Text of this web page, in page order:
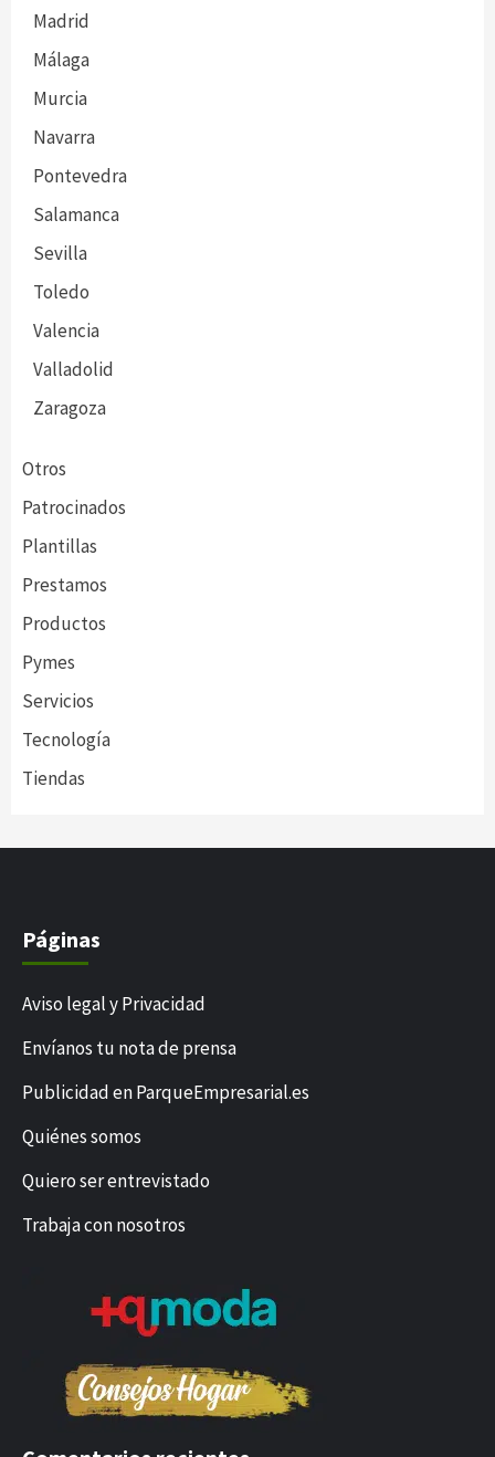
Madrid
Málaga
Murcia
Navarra
Pontevedra
Salamanca
Sevilla
Toledo
Valencia
Valladolid
Zaragoza
Otros
Patrocinados
Plantillas
Prestamos
Productos
Pymes
Servicios
Tecnología
Tiendas
Páginas
Aviso legal y Privacidad
Envíanos tu nota de prensa
Publicidad en ParqueEmpresarial.es
Quiénes somos
Quiero ser entrevistado
Trabaja con nosotros